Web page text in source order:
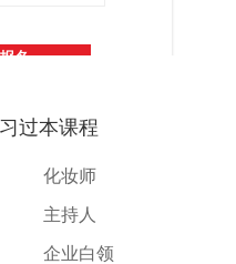
过本课程
化妆师
主持人
企业白领